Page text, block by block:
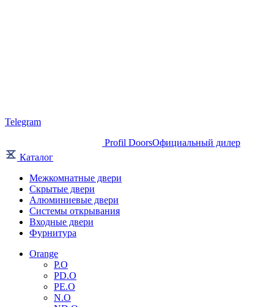
Telegram
Profil DoorsОфициальный дилер
Каталог
Межкомнатные двери
Скрытые двери
Алюминиевые двери
Системы открывания
Входные двери
Фурнитура
Orange
P.O
PD.O
PE.O
N.O